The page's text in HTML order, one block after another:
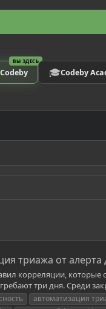
ВЫ ЗДЕСЬ
🎓Codeby
триажа от алерта
корреляции,
три дня. Среди
автоматизация